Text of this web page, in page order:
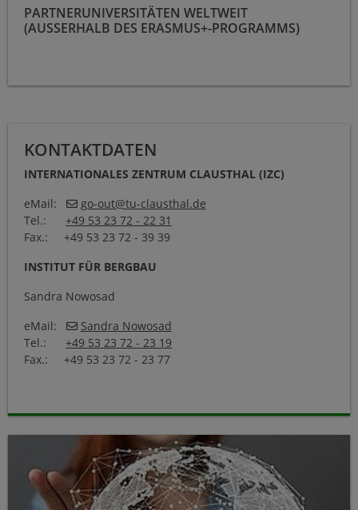
ausland/partneruniversitaeten/weltweit
PARTNERUNIVERSITÄTEN WELTWEIT
(AUSSERHALB DES ERASMUS+-PROGRAMMS)
KONTAKTDATEN
INTERNATIONALES ZENTRUM CLAUSTHAL (IZC)
eMail:
go-out@tu-clausthal.de
Tel.: +49 53 23 72 - 22 31
Fax.: +49 53 23 72 - 39 39
INSTITUT FÜR BERGBAU
Sandra Nowosad
eMail:
Sandra Nowosad
Tel.: +49 53 23 72 - 23 19
Fax.: +49 53 23 72 - 23 77
https://www.izc.tu-clausthal.de/wege-ins-ausland